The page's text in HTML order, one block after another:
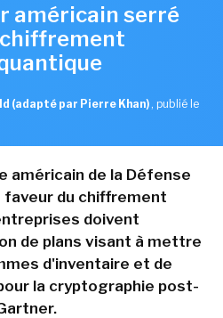
américain serré
(adapté par Pierre Khan) , publié le
américain de la Défense
du chiffrement
doivent
de plans visant à mettre
d'inventaire et de
la cryptographie post-